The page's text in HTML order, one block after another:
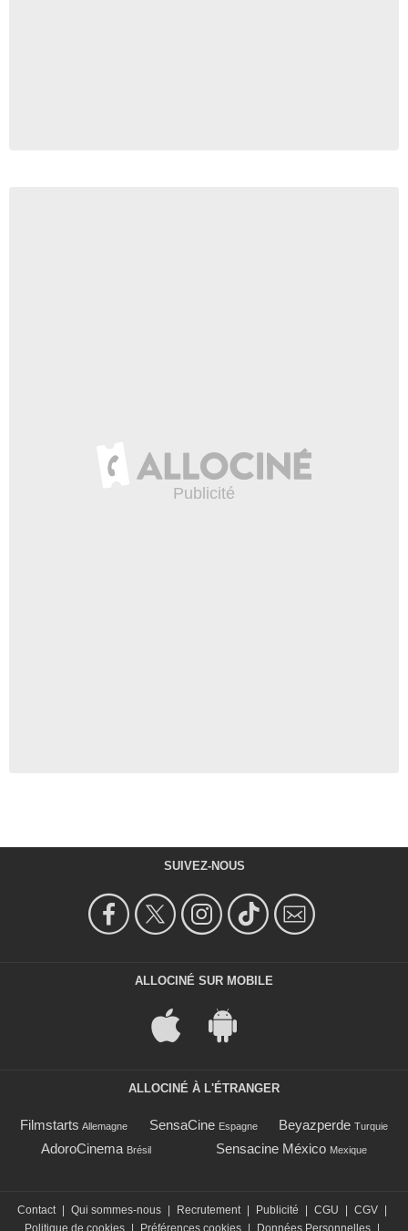
SUIVEZ-NOUS
ALLOCINÉ SUR MOBILE
ALLOCINÉ À L'ÉTRANGER
Filmstarts Allemagne SensaCine Espagne Beyazperde Turquie
AdoroCinema Brésil Sensacine México Mexique
Contact Qui sommes-nous Recrutement Publicité CGU CGV
Politique de cookies
Préférences cookies Données Personnelles